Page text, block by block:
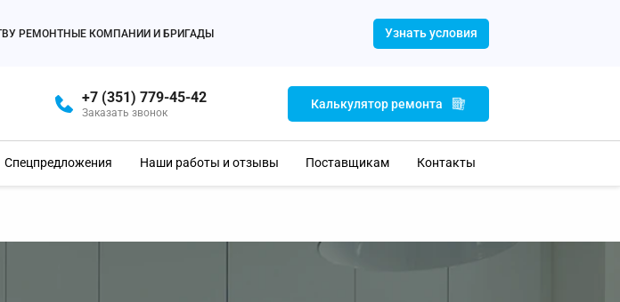
РЕМОНТНЫЕ КОМПАНИИ И БРИГАДЫ Узнать условия
+7 (351) 779-45-42
Заказать звонок
Калькулятор ремонта
Спецпредложения Наши работы и отзывы Поставщикам Контакты